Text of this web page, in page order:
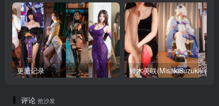
更新记录
评论 抢沙发